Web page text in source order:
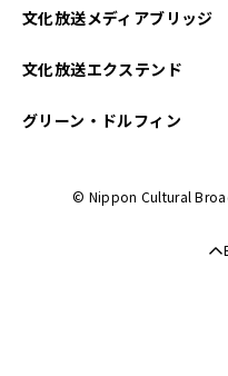
文化放送メディアブリッジ
文化放送エクステンド
グリーン・ドルフィン
© Nippon Cultural